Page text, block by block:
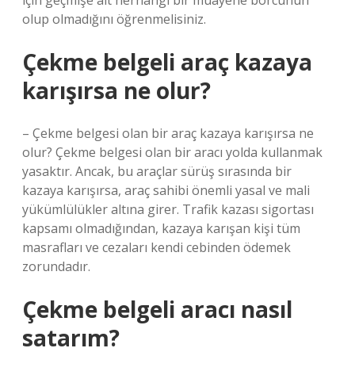
olup olmadığını öğrenmelisiniz.
Çekme belgeli araç kazaya
karışırsa ne olur?
– Çekme belgesi olan bir araç kazaya karışırsa ne
olur? Çekme belgesi olan bir aracı yolda kullanmak
yasaktır. Ancak, bu araçlar sürüş sırasında bir
kazaya karışırsa, araç sahibi önemli yasal ve mali
yükümlülükler altına girer. Trafik kazası sigortası
kapsamı olmadığından, kazaya karışan kişi tüm
masrafları ve cezaları kendi cebinden ödemek
zorundadır.
Çekme belgeli aracı nasıl
satarım?